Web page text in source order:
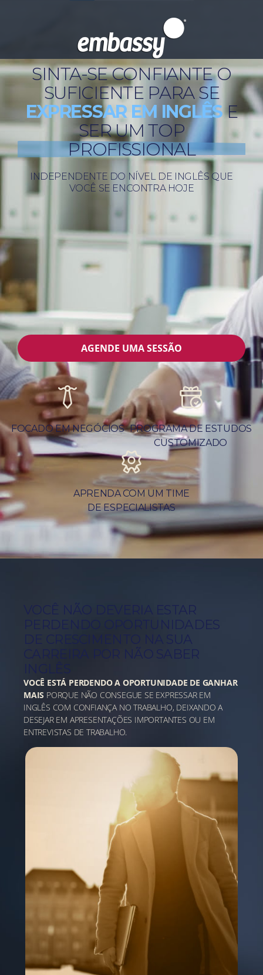
SINTA-SE CONFIANTE O
SUFICIENTE PARA SE
EXPRESSAR EM INGLÊSE
SER UM TOP
PROFISSIONAL
INDEPENDENTE DO NÍVEL DE INGLÊS QUE
VOCÊ SE ENCONTRA HOJE
AGENDE UMA SESSÃO
FOCADO EM NEGÓCIOS PROGRAMA DE ESTUDOS
CUSTOMIZADO
APRENDA COM UM TIME
DE ESPECIALISTAS
VOCÊ NÃO DEVERIA ESTAR
PERDENDO OPORTUNIDADES
DE CRESCIMENTO NA SUA
CARREIRA POR NÃO SABER
INGLÊS
VOCÊ ESTÁ PERDENDO A OPORTUNIDADE DE GANHAR
MAIS PORQUE NÃO CONSEGUE SE EXPRESSAR EM
INGLÊS COM CONFIANÇA NO TRABALHO, DEIXANDO A
DESEJAR EM APRESENTAÇÕES IMPORTANTES OU EM
ENTREVISTAS DE TRABALHO.